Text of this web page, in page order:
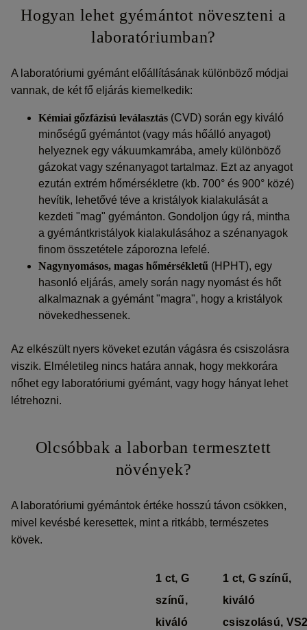
Hogyan lehet gyémántot növeszteni a
laboratóriumban?
A laboratóriumi gyémánt előállításának különböző módjai
vannak, de két fő eljárás kiemelkedik:
Kémiai gőzfázisú leválasztás (CVD) során egy kiváló
minőségű gyémántot (vagy más hőálló anyagot)
helyeznek egy vákuumkamrába, amely különböző
gázokat vagy szénanyagot tartalmaz. Ezt az anyagot
ezután extrém hőmérsékletre (kb. 700° és 900° közé)
hevítik, lehetővé téve a kristályok kialakulását a
kezdeti "mag" gyémánton. Gondoljon úgy rá, mintha
a gyémántkristályok kialakulásához a szénanyagok
finom összetétele záporozna lefelé.
Nagynyomásos, magas hőmérsékletű (HPHT), egy
hasonló eljárás, amely során nagy nyomást és hőt
alkalmaznak a gyémánt "magra", hogy a kristályok
növekedhessenek.
Az elkészült nyers köveket ezután vágásra és csiszolásra
viszik. Elméletileg nincs határa annak, hogy mekkorára
nőhet egy laboratóriumi gyémánt, vagy hogy hányat lehet
létrehozni.
Olcsóbbak a laborban termesztett
növények?
A laboratóriumi gyémántok értéke hosszú távon csökken,
mivel kevésbé keresettek, mint a ritkább, természetes
kövek.
1 ct, G
színű,
kiváló
1 ct, G színű,
kiváló
csiszolású,